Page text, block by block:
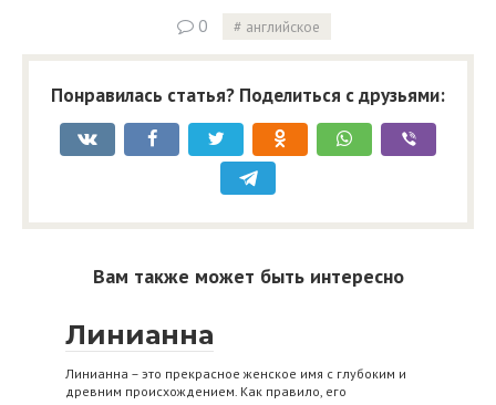
0 английское
Понравилась статья? Поделиться с друзьями:
Вам также может быть интересно
Линианна
Линианна – это прекрасное женское имя с глубоким и
древним происхождением. Как правило, его